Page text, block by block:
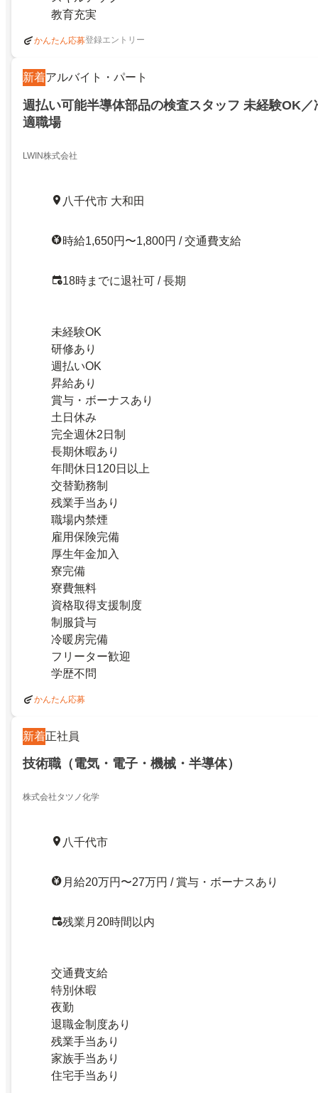
教育充実
かんたん応募登録エントリー
新着アルバイト・パート
週払い可能半導体部品の検査スタッフ 未経験OK／
適職場
LWIN株式会社
八千代市 大和田
時給1,650円〜1,800円 / 交通費支給
18時までに退社可 / 長期
未経験OK
研修あり
週払いOK
昇給あり
賞与・ボーナスあり
土日休み
完全週休2日制
長期休暇あり
年間休日120日以上
交替勤務制
残業手当あり
職場内禁煙
雇用保険完備
厚生年金加入
寮完備
寮費無料
資格取得支援制度
制服貸与
冷暖房完備
フリーター歓迎
学歴不問
かんたん応募
新着正社員
技術職（電気・電子・機械・半導体）
株式会社タツノ化学
八千代市
月給20万円〜27万円 / 賞与・ボーナスあり
残業月20時間以内
交通費支給
特別休暇
夜勤
退職金制度あり
残業手当あり
家族手当あり
住宅手当あり